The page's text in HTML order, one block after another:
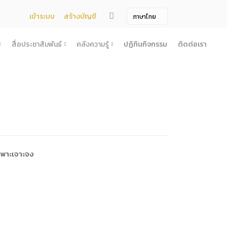
เข้าระบบ สร้างบัญชี
ลิกการจัดหา
สื่อประชาสัมพันธ์
ภาพถ่าย
คลังความรู้ ปฏิทินกิจกรรม ติดต่อเรา
ะเจาะจง